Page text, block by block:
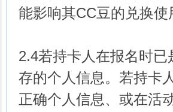
能影响其CC豆的兑换使
2.4若持卡人在报名时
存的个人信息。若持卡
正确个人信息、或在活